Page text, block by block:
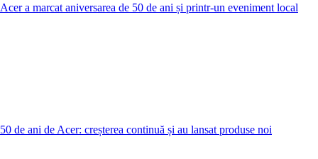
Acer a marcat aniversarea de 50 de ani și printr-un eveniment local
50 de ani de Acer: creșterea continuă și au lansat produse noi